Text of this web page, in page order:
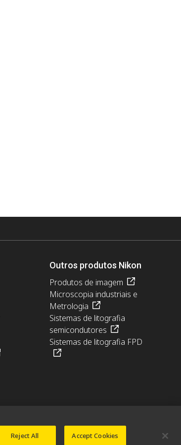
Outros produtos Nikon
Produtos de imagem
Microscopia industriais e
Metrologia
Sistemas de litografia
semicondutores
Sistemas de litografia FPD
Reject All Accept Cookies